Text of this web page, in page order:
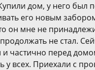
дом, у него был
его новым
он мне не
не стал.
и частично перед
у всех. Приехали с